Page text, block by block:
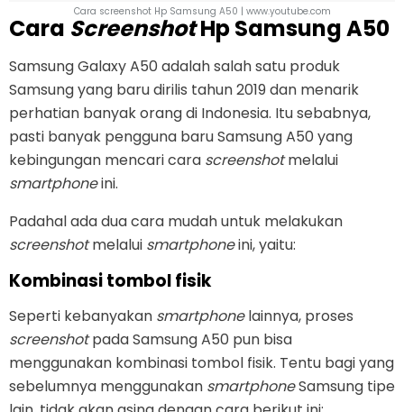
Cara screenshot Hp Samsung A50 | www.youtube.com
Cara ScreenshotHp Samsung A50
Samsung Galaxy A50 adalah salah satu produk
Samsung yang baru dirilis tahun 2019 dan menarik
perhatian banyak orang di Indonesia. Itu sebabnya,
pasti banyak pengguna baru Samsung A50 yang
kebingungan mencari cara screenshotmelalui
smartphoneini.
Padahal ada dua cara mudah untuk melakukan
screenshotmelalui smartphoneini, yaitu:
Kombinasi tombol fisik
Seperti kebanyakan smartphonelainnya, proses
screenshotpada Samsung A50 pun bisa
menggunakan kombinasi tombol fisik. Tentu bagi yang
sebelumnya menggunakan smartphoneSamsung tipe